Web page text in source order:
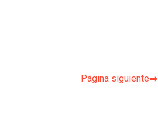
Página siguiente➡️